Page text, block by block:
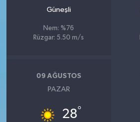
Güneşli
Nem: %76
Rüzgar: 5.50 m/s
09 AĞUSTOS
PAZAR
28°